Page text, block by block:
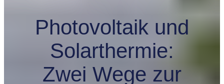
Photovoltaik und
Solarthermie:
Zwei Wege zur